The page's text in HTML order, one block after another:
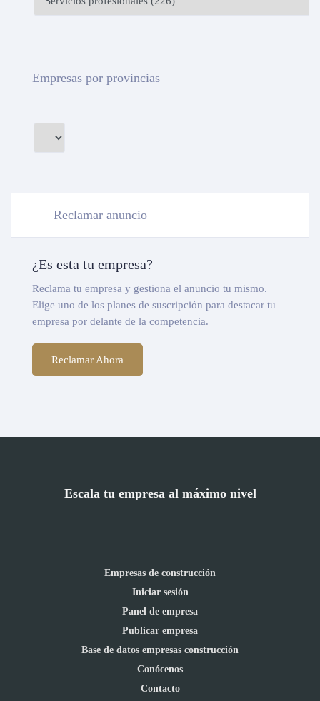
Empresas por provincias
Reclamar anuncio
¿Es esta tu empresa?
Reclama tu empresa y gestiona el anuncio tu mismo.
Elige uno de los planes de suscripción para destacar tu
empresa por delante de la competencia.
Reclamar Ahora
Escala tu empresa al máximo nivel
Empresas de construcción
Iniciar sesión
Panel de empresa
Publicar empresa
Base de datos empresas construcción
Conócenos
Contacto